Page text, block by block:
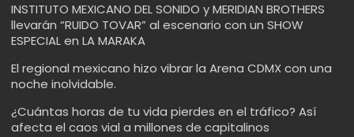
INSTITUTO MEXICANO DEL SONIDO y MERIDIAN BROTHERS
llevarán “RUIDO TOVAR” al escenario con un SHOW
ESPECIAL en LA MARAKA
El regional mexicano hizo vibrar la Arena CDMX con una
noche inolvidable.
¿Cuántas horas de tu vida pierdes en el tráfico? Así
afecta el caos vial a millones de capitalinos